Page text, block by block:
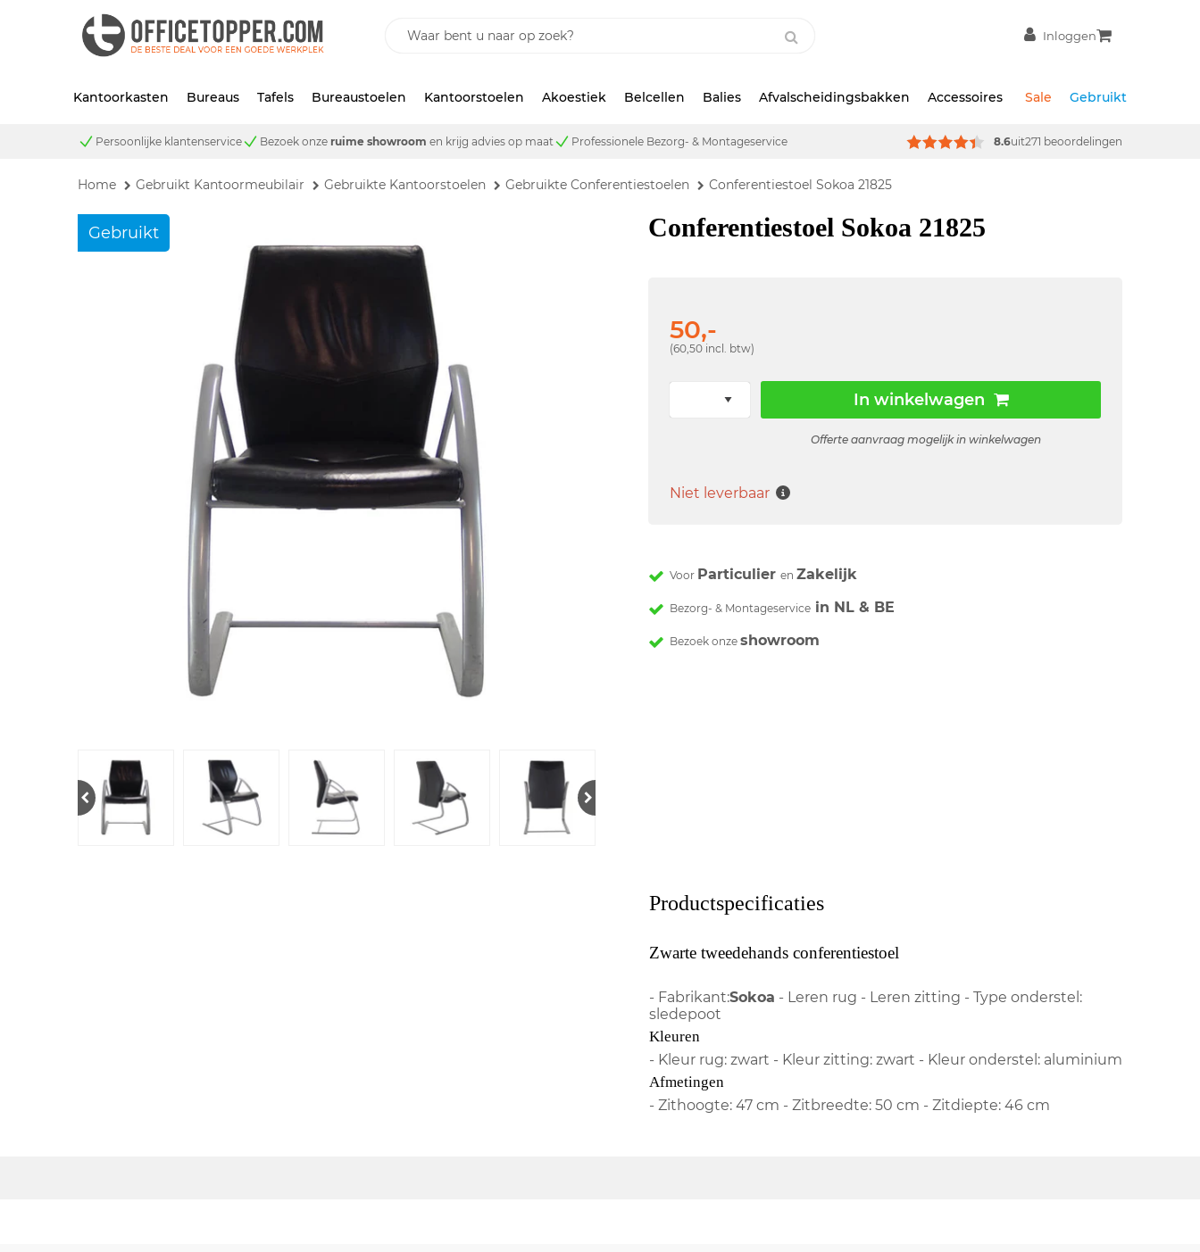
Inloggen
Kantoorkasten Bureaus Tafels Bureaustoelen Kantoorstoelen Akoestiek Belcellen Balies Afvalscheidingsbakken Accessoires Sale Gebruikt
Persoonlijke klantenservice Bezoek onze ruime showroom en krijg advies op maat Professionele Bezorg- & Montageservice 8.6uit271 beoordelingen
Home Gebruikt Kantoormeubilair Gebruikte Kantoorstoelen Gebruikte Conferentiestoelen Conferentiestoel Sokoa 21825
Gebruikt Conferentiestoel Sokoa 21825
50,-
(60,50 incl. btw)
In winkelwagen
Offerte aanvraag mogelijk in winkelwagen
Niet leverbaar
Voor ParticulierenZakelijk
Bezorg- & Montageservice in NL & BE
Bezoek onzeshowroom
Productspecificaties
Zwarte tweedehands conferentiestoel
- Fabrikant:Sokoa - Leren rug - Leren zitting - Type onderstel:
sledepoot
Kleuren
- Kleur rug: zwart - Kleur zitting: zwart - Kleur onderstel: aluminium
Afmetingen
- Zithoogte: 47 cm - Zitbreedte: 50 cm - Zitdiepte: 46 cm